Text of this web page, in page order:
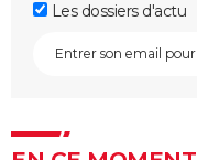
Les dossiers d'actu